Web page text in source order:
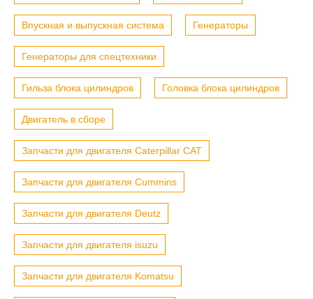
Впускная и выпускная система Генераторы
Генераторы для спецтехники
Гильза блока цилиндров Головка блока цилиндров
Двигатель в сборе
Запчасти для двигателя Caterpillar CAT
Запчасти для двигателя Cummins
Запчасти для двигателя Deutz
Запчасти для двигателя isuzu
Запчасти для двигателя Komatsu